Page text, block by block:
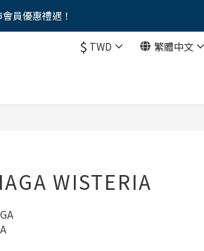
續費。。
員優惠禮遇！
$ TWD 繁體中文
WISTERIA